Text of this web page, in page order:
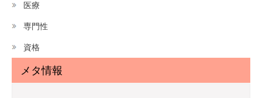
医療
専門性
資格
メタ情報